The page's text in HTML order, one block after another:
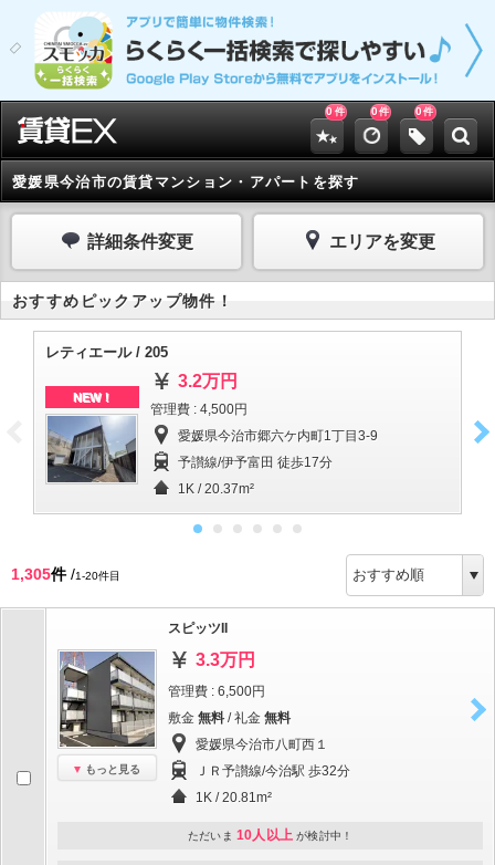
0 件 0件 0件
愛媛県今治市の賃貸マンション・アパートを探す
詳細条件変更 エリアを変更
おすすめピックアップ物件！
レティエール / 205
NEW！
3.2万円
管理費 : 4,500円
愛媛県今治市郷六ケ内町1丁目3-9
予讃線/伊予富田 徒歩17分
1K / 20.37m²
1,305件/1-20件目
もっと見る
スピッツII
3.3万円
管理費 : 6,500円
敷金 無料 / 礼金 無料
愛媛県今治市八町西１
ＪＲ予讃線/今治駅 歩32分
1K / 20.81m²
ただいま 10人以上 が検討中！